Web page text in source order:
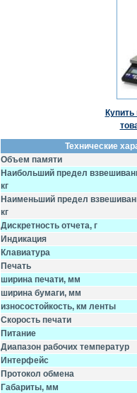
Купить
Технические
Объем памяти
Наибольший предел
кг
Наименьший предел
кг
Дискретность отчета, г
Индикация
Клавиатура
Печать
ширина печати, мм
ширина бумаги, мм
износостойкость, км ленты
Скорость печати
Питание
Диапазон рабочих температур
Интерфейс
Протокол обмена
Габариты, мм